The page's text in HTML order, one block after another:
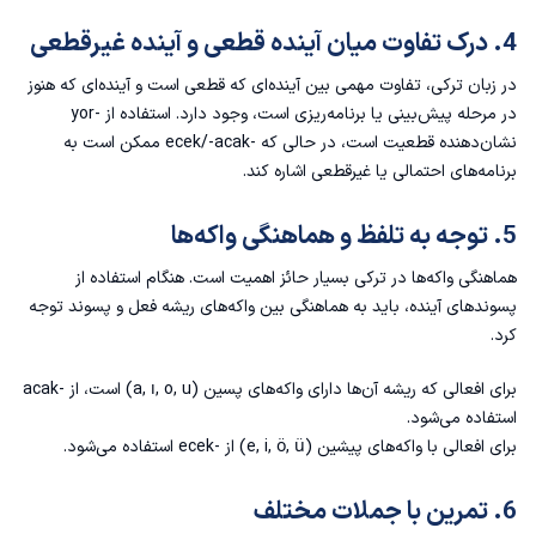
4. درک تفاوت میان آینده قطعی و آینده غیرقطعی
در زبان ترکی، تفاوت مهمی بین آینده‌ای که قطعی است و آینده‌ای که هنوز
در مرحله پیش‌بینی یا برنامه‌ریزی است، وجود دارد. استفاده از -yor
نشان‌دهنده قطعیت است، در حالی که -ecek/-acak ممکن است به
برنامه‌های احتمالی یا غیرقطعی اشاره کند.
5. توجه به تلفظ و هماهنگی واکه‌ها
هماهنگی واکه‌ها در ترکی بسیار حائز اهمیت است. هنگام استفاده از
پسوندهای آینده، باید به هماهنگی بین واکه‌های ریشه فعل و پسوند توجه
کرد.
برای افعالی که ریشه آن‌ها دارای واکه‌های پسین (a, ı, o, u) است، از -acak
استفاده می‌شود.
برای افعالی با واکه‌های پیشین (e, i, ö, ü) از -ecek استفاده می‌شود.
6. تمرین با جملات مختلف